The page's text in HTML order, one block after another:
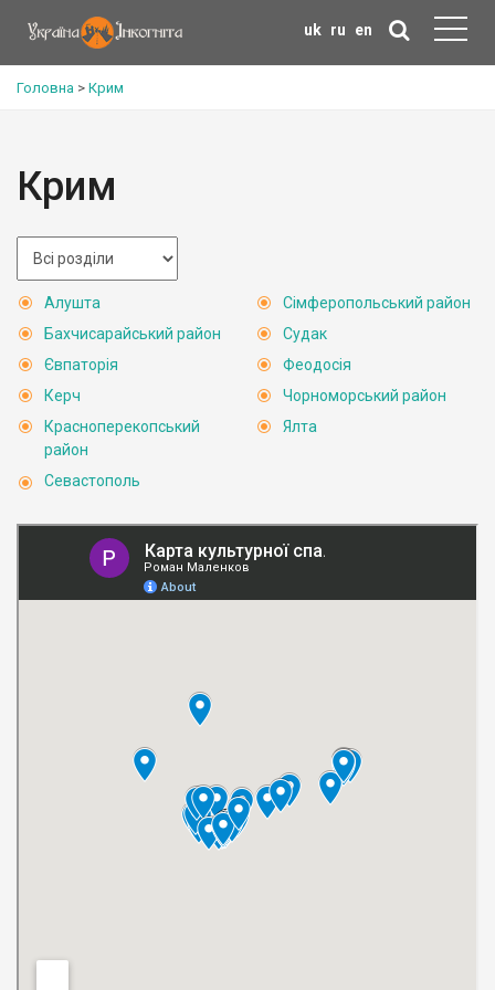
uk ru en
Головна > Крим
Крим
Алушта
Бахчисарайський район
Євпаторія
Керч
Красноперекопський
район
Севастополь
Сімферопольський район
Судак
Феодосія
Чорноморський район
Ялта